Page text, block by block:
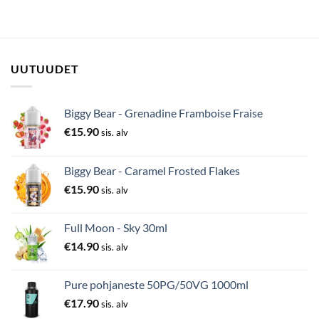
UUTUUDET
Biggy Bear - Grenadine Framboise Fraise
€15.90sis. alv
Biggy Bear - Caramel Frosted Flakes
€15.90sis. alv
Full Moon - Sky 30ml
€14.90sis. alv
Pure pohjaneste 50PG/50VG 1000ml
€17.90sis. alv